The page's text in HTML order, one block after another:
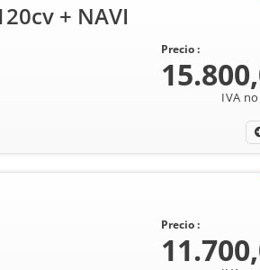
+ NAVI
Precio :
Precio :